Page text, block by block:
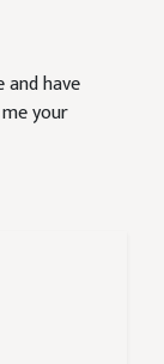
have
me your